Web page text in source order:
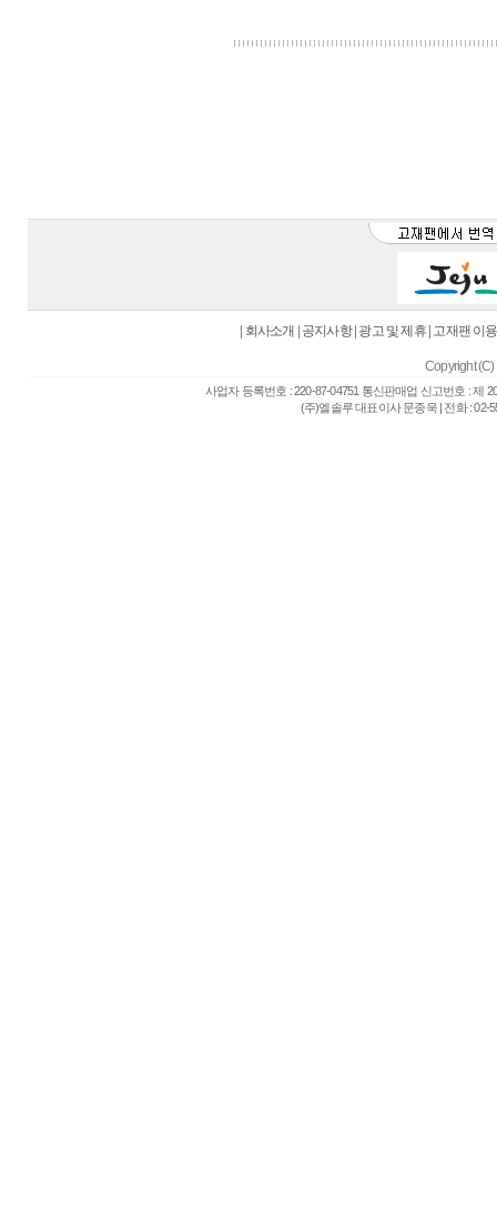
회사소개 공지사항| 광고 및 제휴| 고재팬 이
Copyright (C)
사업자 등록번호 : 220-87-04751 통신판매업 신고번호 : 제
(주)엘솔루 대표이사 문종욱 | 전화 : 02-